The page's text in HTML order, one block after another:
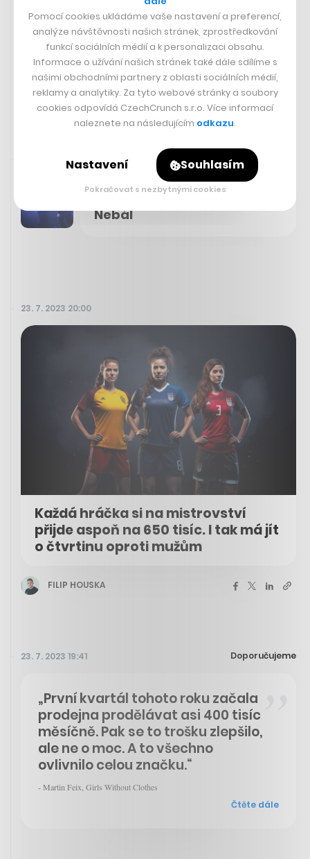
Krize pro Girls Without Clothes,
nový investor Zbrojovky Brno a
přímý let na Azorské ostrovy
FILIP HOUSKA
23. 7. 2023 20:44
9. 9. 2023
Nebál
23. 7. 2023 20:00
Každá hráčka si na mistrovství
přijde aspoň na 650 tisíc. I tak má jít
o čtvrtinu oproti mužům
FILIP HOUSKA
23. 7. 2023 19:41 Doporučujeme
„První kvartál tohoto roku začala
prodejna prodělávat asi 400 tisíc
měsíčně. Pak se to trošku zlepšilo,
ale ne o moc. A to všechno
ovlivnilo celou značku.“
- Martin Feix, Girls Without Clothes
Čtěte dále
Pomocí cookies ukládáme vaše nastavení a preferencí,
analýze návštěvnosti našich stránek, zprostředkování
funkcí sociálních médií a k personalizaci obsahu.
Informace o užívání našich stránek také dále sdílíme s
našimi obchodními partnery z oblasti sociálních médií,
reklamy a analytiky. Za tyto webové stránky a soubory
cookies odpovídá CzechCrunch s.r.o. Více informací
naleznete na následujícím odkazu.
Nastavení Souhlasím
Pokračovat s nezbytnými cookies